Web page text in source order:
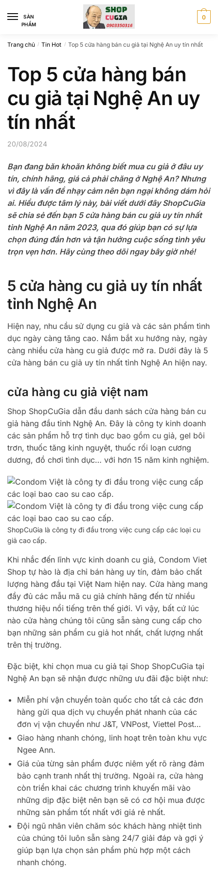
navigation
content
SÀN
PHẨM
0
Trang chủ / Tin Hot / Top 5 cửa hàng bán cu giả tại Nghệ An uy tín nhất
Top 5 cửa hàng bán
cu giả tại Nghệ An uy
tín nhất
20/08/2024
Bạn đang băn khoăn không biết mua cu giả ở đâu uy
tín, chính hãng, giá cả phải chăng ở Nghệ An? Nhưng
vì đây là vấn đề nhạy cảm nên bạn ngại không dám hỏi
ai. Hiểu được tâm lý này, bài viết dưới đây ShopCuGia
sẽ chia sẻ đến bạn 5 cửa hàng bán cu giả uy tín nhất
tỉnh Nghệ An năm 2023, qua đó giúp bạn có sự lựa
chọn đúng đắn hơn và tận hưởng cuộc sống tình yêu
trọn vẹn hơn. Hãy cùng theo dõi ngay bây giờ nhé!
5 cửa hàng cu giả uy tín nhất
tỉnh Nghệ An
Hiện nay, nhu cầu sử dụng cu giả và các sản phẩm tình
dục ngày càng tăng cao. Nắm bắt xu hướng này, ngày
càng nhiều cửa hàng cu giả được mở ra. Dưới đây là 5
cửa hàng bán cu giả uy tín nhất tỉnh Nghệ An hiện nay.
cửa hàng cu giả việt nam
Shop ShopCuGia dẫn đầu danh sách cửa hàng bán cu
giả hàng đầu tỉnh Nghệ An. Đây là công ty kinh doanh
các sản phẩm hỗ trợ tình dục bao gồm cu giả, gel bôi
trơn, thuốc tăng kinh nguyệt, thuốc rối loạn cương
dương, đồ chơi tình dục… với hơn 15 năm kinh nghiệm.
ShopCuGia là công ty đi đầu trong việc cung cấp các loại cu
giả cao cấp.
Khi nhắc đến lĩnh vực kinh doanh cu giả, Condom Viet
Shop tự hào là địa chỉ bán hàng uy tín, đảm bảo chất
lượng hàng đầu tại Việt Nam hiện nay. Cửa hàng mang
đầy đủ các mẫu mã cu giả chính hãng đến từ nhiều
thương hiệu nổi tiếng trên thế giới. Vì vậy, bất cứ lúc
nào cửa hàng chúng tôi cũng sẵn sàng cung cấp cho
bạn những sản phẩm cu giả hot nhất, chất lượng nhất
trên thị trường.
Đặc biệt, khi chọn mua cu giả tại Shop ShopCuGia tại
Nghệ An bạn sẽ nhận được những ưu đãi đặc biệt như:
Miễn phí vận chuyển toàn quốc cho tất cả các đơn
hàng gửi qua dịch vụ chuyển phát nhanh của các
đơn vị vận chuyển như J&T, VNPost, Viettel Post…
Giao hàng nhanh chóng, linh hoạt trên toàn khu vực
Ngee Ann.
Giá của từng sản phẩm được niêm yết rõ ràng đảm
bảo cạnh tranh nhất thị trường. Ngoài ra, cửa hàng
còn triển khai các chương trình khuyến mãi vào
những dịp đặc biệt nên bạn sẽ có cơ hội mua được
những sản phẩm tốt nhất với giá rẻ nhất.
Đội ngũ nhân viên chăm sóc khách hàng nhiệt tình
của chúng tôi luôn sẵn sàng 24/7 giải đáp và gợi ý
giúp bạn lựa chọn sản phẩm phù hợp một cách
nhanh chóng.